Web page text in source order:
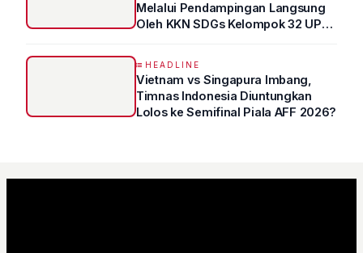
Melalui Pendampingan Langsung
Oleh KKN SDGs Kelompok 32 UPN
HEADLINE
Vietnam vs Singapura Imbang,
Timnas Indonesia Diuntungkan
Lolos ke Semifinal Piala AFF 2026?